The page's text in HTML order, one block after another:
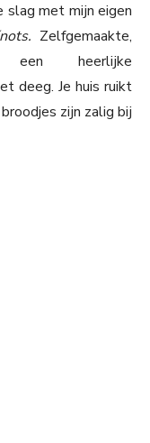
slag met mijn eigen
Zelfgemaakte,
een heerlijke
deeg. Je huis ruikt
zijn zalig bij